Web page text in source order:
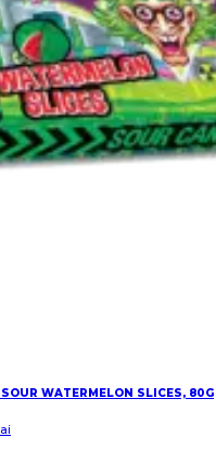
WATERMELON SLICES, 80G